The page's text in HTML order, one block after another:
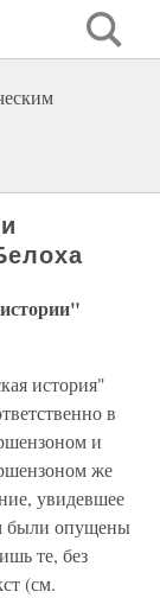
история"
в
и
же
увидевшее
были опущены
те, без
(см.